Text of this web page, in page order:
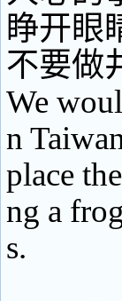
睁开眼
不要做
We
n
place
ng a
s.